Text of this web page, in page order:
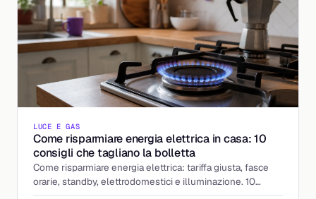
LUCE E GAS
Come risparmiare energia elettrica in casa: 10
consigli che tagliano la bolletta
Come risparmiare energia elettrica: tariffa giusta, fasce
orarie, standby, elettrodomestici e illuminazione. 10
mosse concrete per pagare meno la luce.